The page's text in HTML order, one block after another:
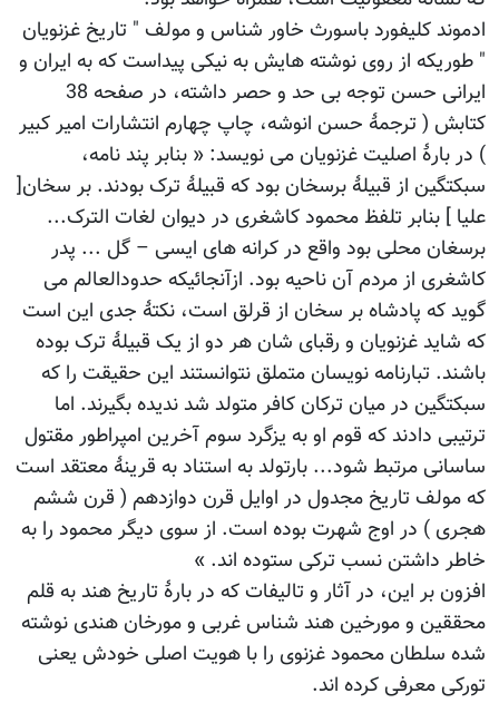
ادموند کلیفورد باسورث خاور شناس و مولف " تاریخ غزنویان
" طوریکه از روی نوشته هایش به نیکی پیداست که به ایران و
ایرانی حسن توجه بی حد و حصر داشته، در صفحه 38
کتابش ( ترجمۀ حسن انوشه، چاپ چهارم انتشارات امیر کبیر
) در بارۀ اصلیت غزنویان می نویسد: « بنابر پند نامه،
سبکتگین از قبیلۀ برسخان بود که قبیلۀ ترک بودند. بر سخان[
علیا ] بنابر تلفظ محمود کاشغری در دیوان لغات الترک...
برسغان محلی بود واقع در کرانه های ایسی – گل ... پدر
کاشغری از مردم آن ناحیه بود. ازآنجائیکه حدودالعالم می
گوید که پادشاه بر سخان از قرلق است، نکتۀ جدی این است
که شاید غزنویان و رقبای شان هر دو از یک قبیلۀ ترک بوده
باشند. تبارنامه نویسان متملق نتوانستند این حقیقت را که
سبکتگین در میان ترکان کافر متولد شد ندیده بگیرند. اما
ترتیبی دادند که قوم او به یزگرد سوم آخرین امپراطور مقتول
ساسانی مرتبط شود... بارتولد به استناد به قرینۀ معتقد است
که مولف تاریخ مجدول در اوایل قرن دوازدهم ( قرن ششم
هجری ) در اوج شهرت بوده است. از سوی دیگر محمود را به
خاطر داشتن نسب ترکی ستوده اند. »
افزون بر این، در آثار و تالیفات که در بارۀ تاریخ هند به قلم
محققین و مورخین هند شناس غربی و مورخان هندی نوشته
شده سلطان محمود غزنوی را با هویت اصلی خودش یعنی
تورکی معرفی کرده اند.